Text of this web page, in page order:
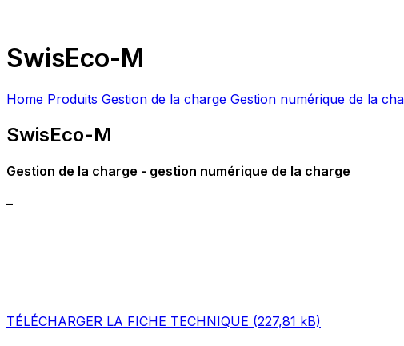
SwisEco-M
Home Produits Gestion de la charge Gestion numérique de la
SwisEco-M
Gestion de la charge - gestion numérique de la charge
–
TÉLÉCHARGER LA FICHE TECHNIQUE